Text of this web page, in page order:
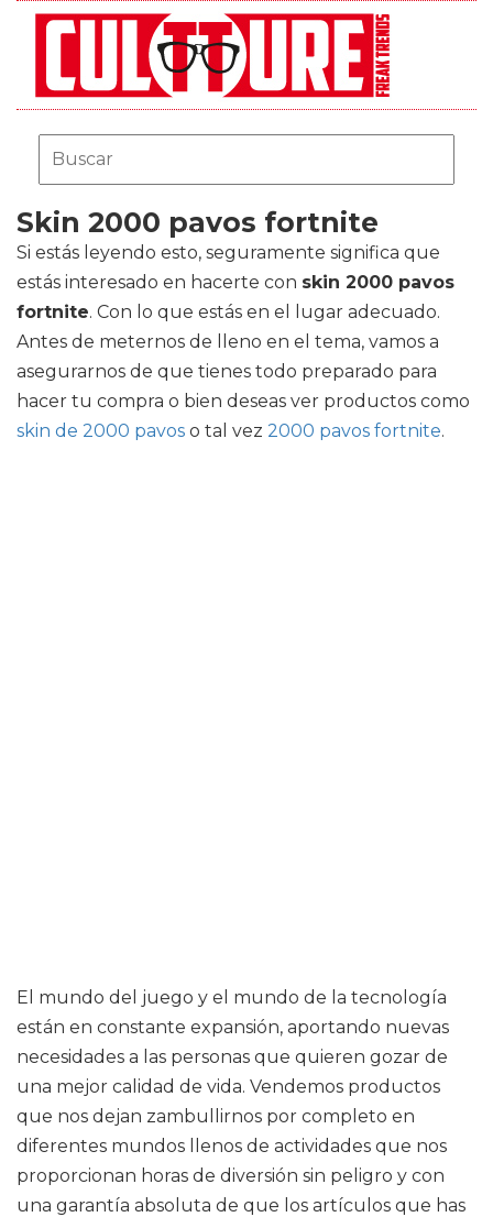
Skin 2000 pavos fortnite
Si estás leyendo esto, seguramente significa que
estás interesado en hacerte con skin 2000 pavos
fortnite. Con lo que estás en el lugar adecuado.
Antes de meternos de lleno en el tema, vamos a
asegurarnos de que tienes todo preparado para
hacer tu compra o bien deseas ver productos como
skin de 2000 pavos o tal vez 2000 pavos fortnite.
El mundo del juego y el mundo de la tecnología
están en constante expansión, aportando nuevas
necesidades a las personas que quieren gozar de
una mejor calidad de vida. Vendemos productos
que nos dejan zambullirnos por completo en
diferentes mundos llenos de actividades que nos
proporcionan horas de diversión sin peligro y con
una garantía absoluta de que los artículos que has